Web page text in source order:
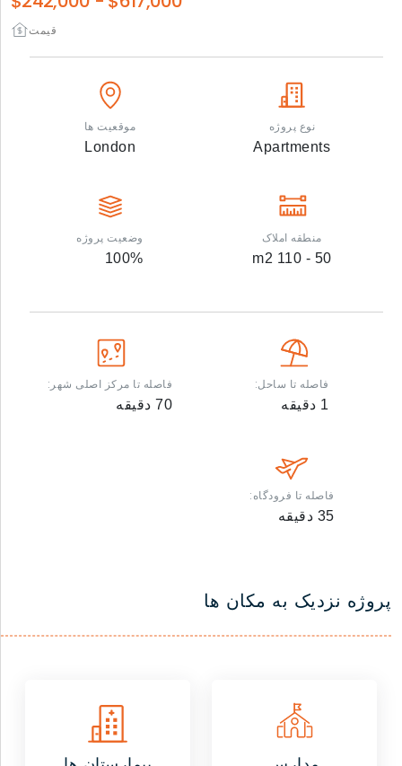
قیمت
نوع پروژه
Apartments
موقعیت ها
London
منطقه املاک
50 - 110
وضعیت پروژه
100%
فاصله تا ساحل:
1 دقیقه
فاصله تا مرکز اصلی شهر:
70 دقیقه
فاصله تا فرودگاه:
35 دقیقه
پروژه نزدیک به مکان ها